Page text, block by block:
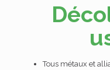
Tous métaux et